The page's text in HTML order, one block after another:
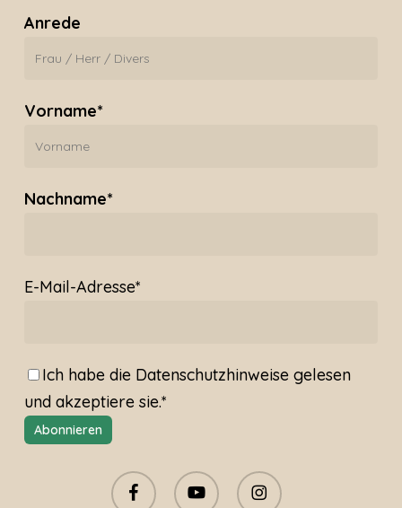
Anrede
Vorname*
Nachname*
E-Mail-Adresse*
Ich habe die Datenschutzhinweisegelesen
und akzeptiere sie.*
facebook youtube instagram